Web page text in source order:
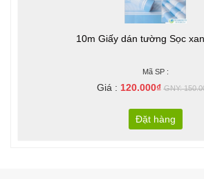
10m Giấy dán tường Sọc
Mã SP :
Giá : 120.000₫GNY:
Đặt hàng